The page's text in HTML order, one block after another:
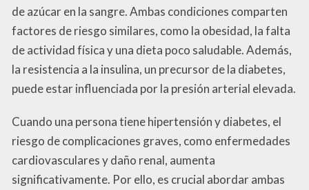
de azúcar en la sangre. Ambas condiciones comparten
factores de riesgo similares, como la obesidad, la falta
de actividad física y una dieta poco saludable. Además,
la resistencia a la insulina, un precursor de la diabetes,
puede estar influenciada por la presión arterial elevada.
Cuando una persona tiene hipertensión y diabetes, el
riesgo de complicaciones graves, como enfermedades
cardiovasculares y daño renal, aumenta
significativamente. Por ello, es crucial abordar ambas